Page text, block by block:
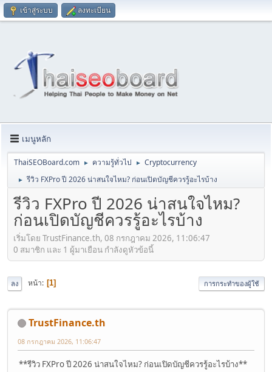
เข้าสู่ระบบ ลงทะเบียน
เมนูหลัก
ThaiSEOBoard.com ► ความรู้ทั่วไป ► Cryptocurrency
► รีวิว FXPro ปี 2026 น่าสนใจไหม? ก่อนเปิดบัญชีควรรู้อะไรบ้าง
รีวิว FXPro ปี 2026 น่าสนใจไหม?
ก่อนเปิดบัญชีควรรู้อะไรบ้าง
เริ่มโดย TrustFinance.th, 08 กรกฎาคม 2026, 11:06:47
0 สมาชิก และ 1 ผู้มาเยือน กำลังดูหัวข้อนี้
ลง หน้า 1 การกระทำของผู้ใช้
TrustFinance.th
08 กรกฎาคม 2026, 11:06:47
**รีวิว FXPro ปี 2026 น่าสนใจไหม? ก่อนเปิดบัญชีควรรู้อะไรบ้าง**